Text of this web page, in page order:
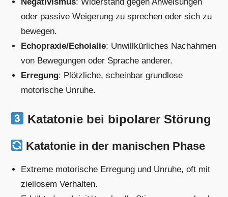
oder passive Weigerung zu sprechen oder sich zu
bewegen.
Echopraxie/Echolalie: Unwillkürliches Nachahmen
von Bewegungen oder Sprache anderer.
Erregung: Plötzliche, scheinbar grundlose
motorische Unruhe.
Katatonie bei bipolarer Störung
Katatonie in der manischen Phase
Extreme motorische Erregung und Unruhe, oft mit
ziellosem Verhalten.